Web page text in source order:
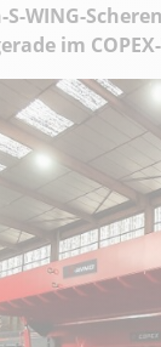
WING-
im